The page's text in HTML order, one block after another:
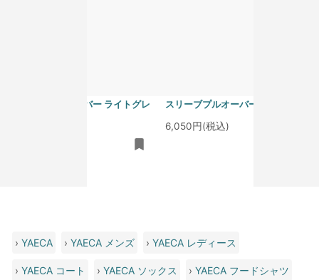
スリーブプルオーバー ライトグレ
スリーブプルオーバー サラシ
6,050円(税込)
›YAECA ›YAECA メンズ ›YAECA レディース
›YAECA コート ›YAECA ソックス ›YAECA フードシャツ